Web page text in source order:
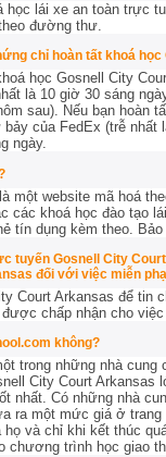
lái xe an toàn trực
đường thư.
chỉ hoàn tất khoá
học Gosnell City
là 10 giờ 30 sáng
sau). Nếu bạn hoàn
của FedEx (trễ
ngày.
một website mã hoá
các khoá học đào tạo
tín dụng kèm theo.
tuyến Gosnell City
đối với việc miễn
Court Arkansas để tin
chấp nhận cho việc
không?
trong những nhà
City Court
nhất. Có những nhà
ra một mức giá ở
và chỉ khi kết thúc
chương trình học giao